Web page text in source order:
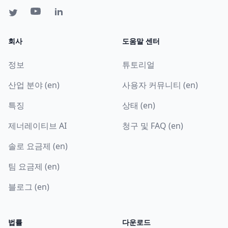
회사
정보
산업 분야 (en)
특징
제너레이티브 AI
솔로 요금제 (en)
팀 요금제 (en)
블로그 (en)
도움말 센터
튜토리얼
사용자 커뮤니티 (en)
상태 (en)
청구 및 FAQ (en)
법률 다운로드